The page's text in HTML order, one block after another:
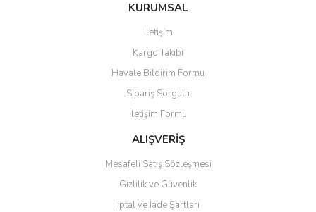
KURUMSAL
İletişim
Kargo Takibi
Havale Bildirim Formu
Sipariş Sorgula
İletişim Formu
ALIŞVERİŞ
Mesafeli Satış Sözleşmesi
Gizlilik ve Güvenlik
İptal ve İade Şartları